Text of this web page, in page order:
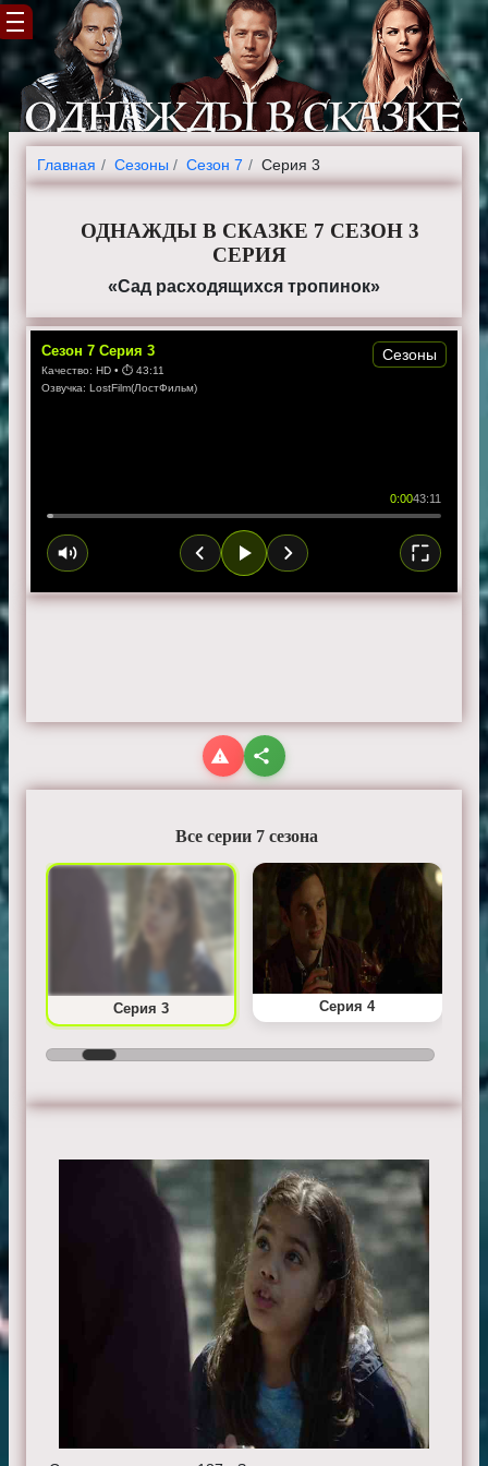
Главная Cезоны Сезон 7 Серия 3
ОДНАЖДЫ В СКАЗКЕ 7 СЕЗОН 3
СЕРИЯ
«Сад расходящихся тропинок»
Сезон 7 Серия 3
Качество: HD • ⏱ 43:11
Озвучка: LostFilm(ЛостФильм)
0:0043:11
Сезоны
Все серии 7 сезона
Серия 3 Серия 4